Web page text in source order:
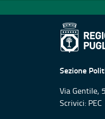
Sezione
Via Gentile,
Scrivici: PEC